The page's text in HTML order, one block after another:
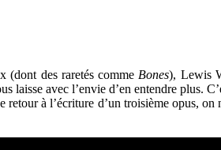
(dont des raretés comme Bones), Lewis
laisse avec l’envie d’en entendre
à l’écriture d’un troisième opus,